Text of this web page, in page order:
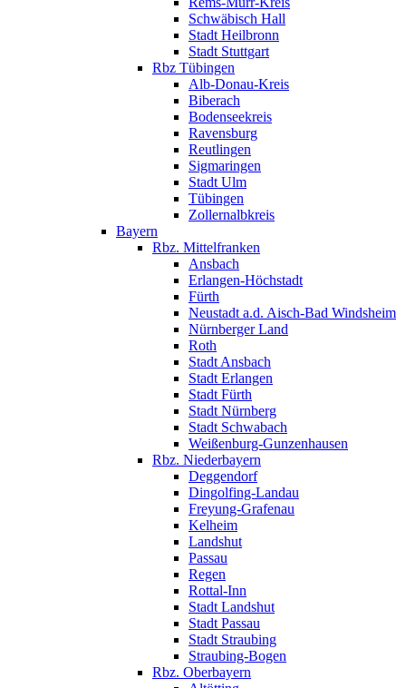
Schwäbisch Hall
Stadt Heilbronn
Stadt Stuttgart
Rbz Tübingen
Alb-Donau-Kreis
Biberach
Bodenseekreis
Ravensburg
Reutlingen
Sigmaringen
Stadt Ulm
Tübingen
Zollernalbkreis
Bayern
Rbz. Mittelfranken
Ansbach
Erlangen-Höchstadt
Fürth
Neustadt a.d. Aisch-Bad Windsheim
Nürnberger Land
Roth
Stadt Ansbach
Stadt Erlangen
Stadt Fürth
Stadt Nürnberg
Stadt Schwabach
Weißenburg-Gunzenhausen
Rbz. Niederbayern
Deggendorf
Dingolfing-Landau
Freyung-Grafenau
Kelheim
Landshut
Passau
Regen
Rottal-Inn
Stadt Landshut
Stadt Passau
Stadt Straubing
Straubing-Bogen
Rbz. Oberbayern